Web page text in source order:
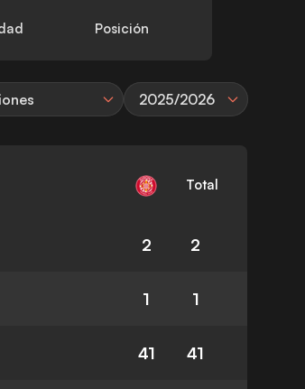
Posición
2025/2026
Total
2 2
1 1
41 41